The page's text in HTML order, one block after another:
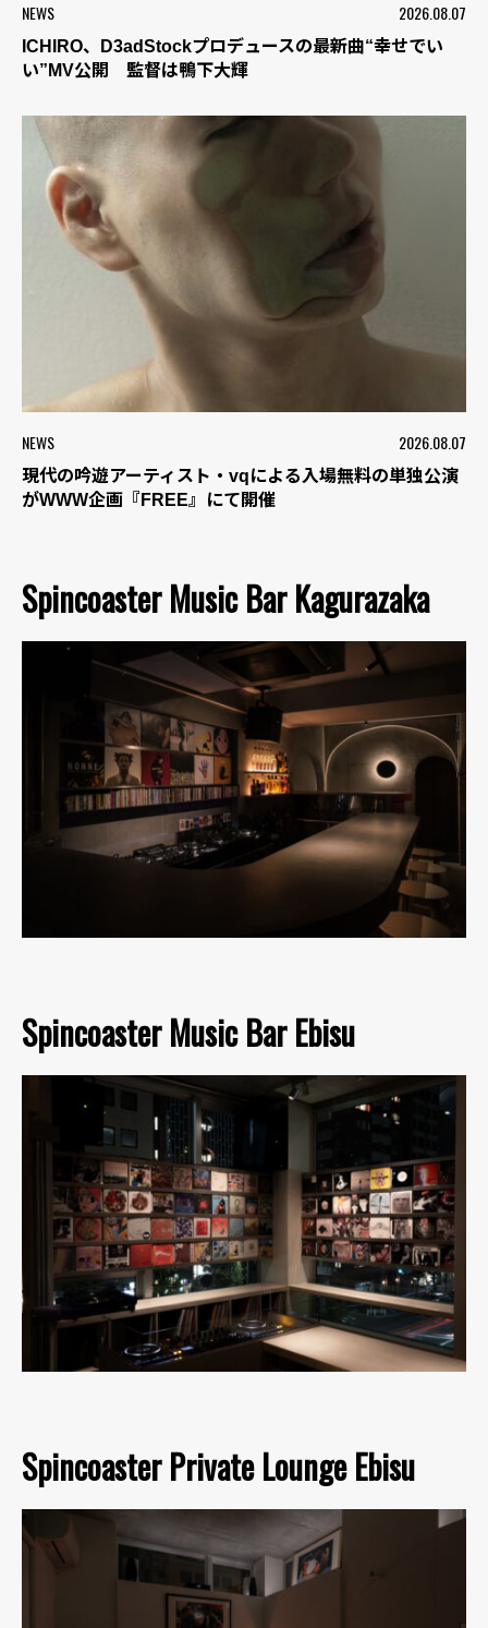
NEWS 2026.08.07
ICHIRO、D3adStockプロデュースの最新曲“幸せでい
い”MV公開 監督は鴨下大輝
NEWS 2026.08.07
現代の吟遊アーティスト・vqによる入場無料の単独公演
がWWW企画『FREE』にて開催
Spincoaster Music Bar Kagurazaka
Spincoaster Music Bar Ebisu
Spincoaster Private Lounge Ebisu